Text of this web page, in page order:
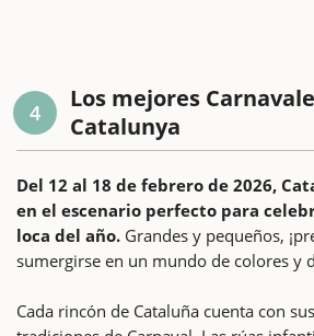
4
Los mejores
Catalunya
Del 12 al 18 de febrero de 2026,
en el escenario perfecto para
loca del año. Grandes y pequeños,
sumergirse en un mundo de colores y
Cada rincón de Cataluña cuenta con